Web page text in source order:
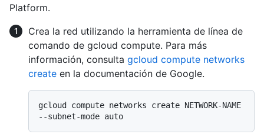
Platform.
Crea la red utilizando la herramienta de línea de
comando de gcloud compute. Para más
información, consulta gcloud compute networks
create en la documentación de Google.
gcloud compute networks create NETWORK-NAME